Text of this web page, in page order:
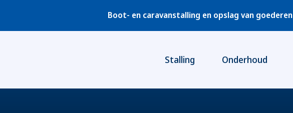
Boot- en caravanstalling en opslag van goederen
Stalling Onderhoud